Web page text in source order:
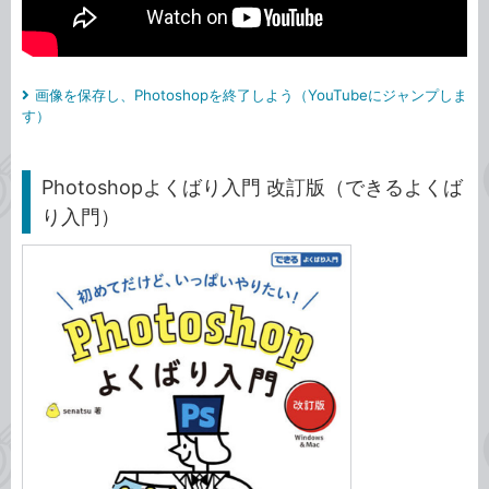
画像を保存し、Photoshopを終了しよう（YouTubeにジャンプしま
す）
Photoshopよくばり入門 改訂版（できるよくば
り入門）